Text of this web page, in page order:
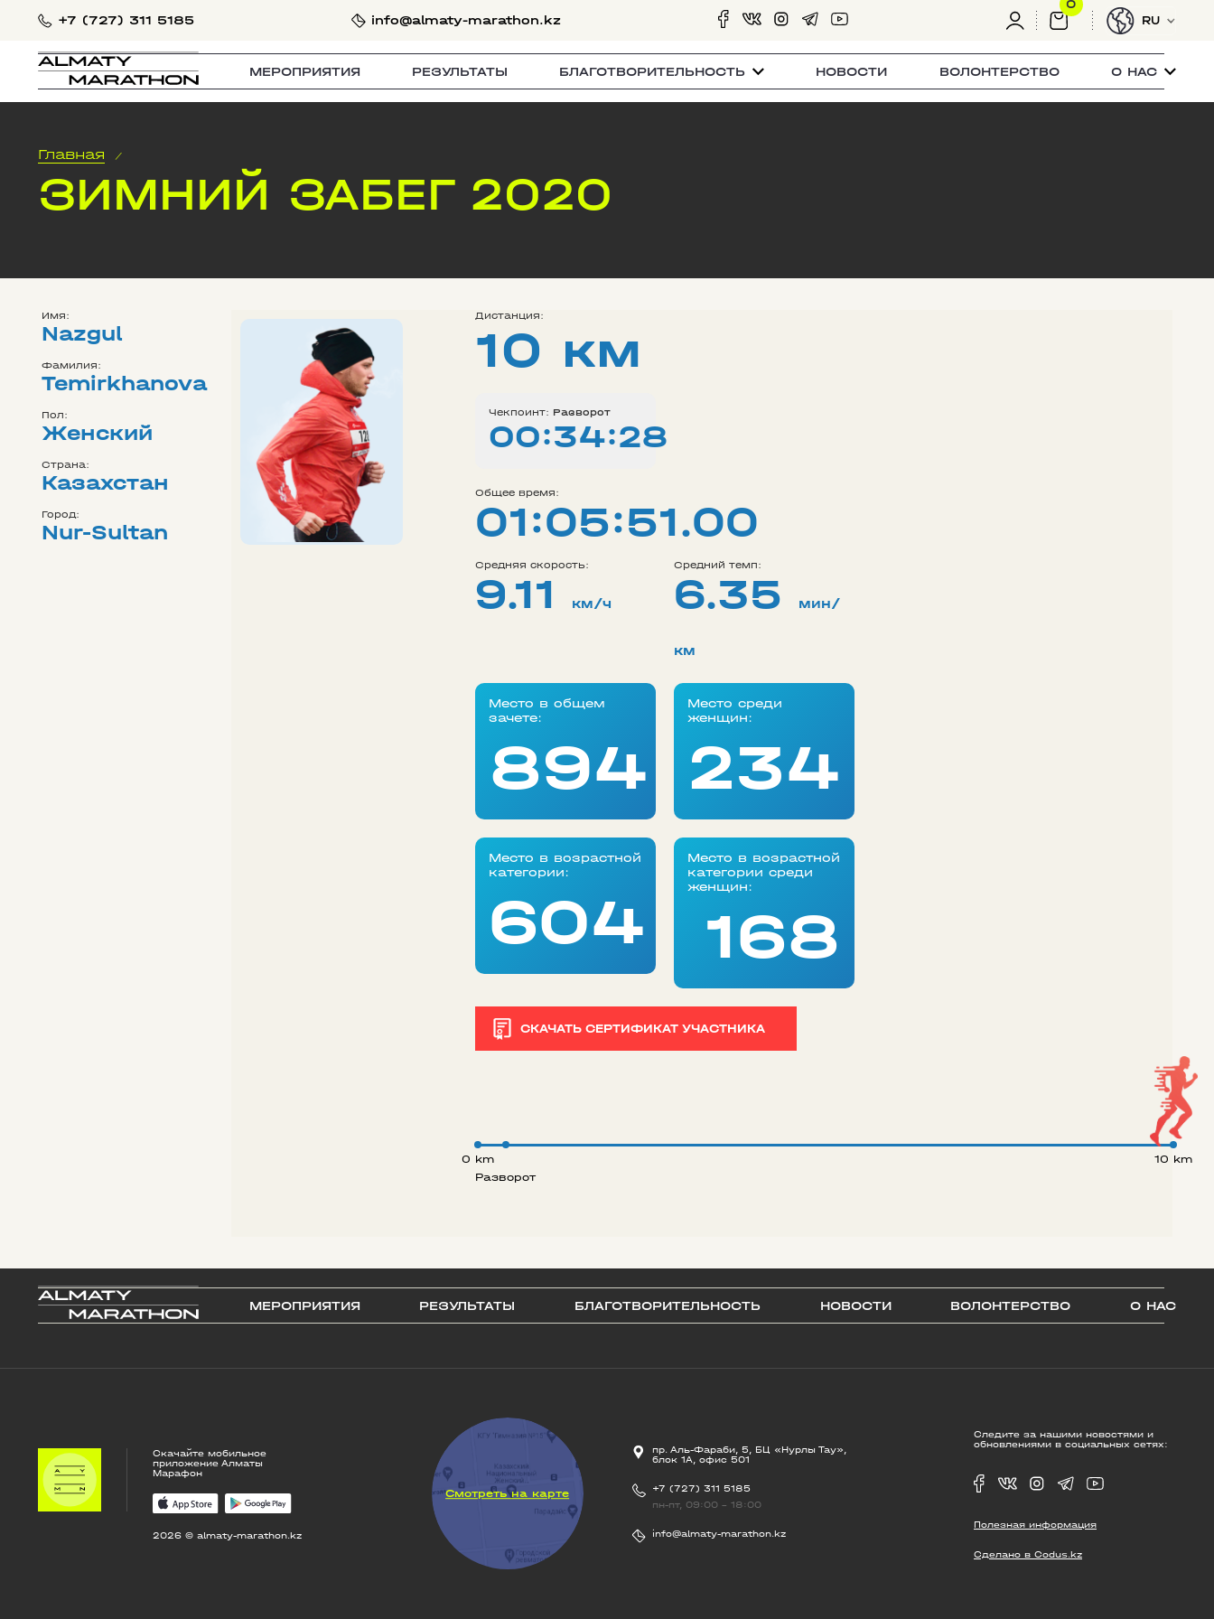
+7 (727) 311 5185 info@almaty-marathon.kz
0
RU
МЕРОПРИЯТИЯ РЕЗУЛЬТАТЫ БЛАГОТВОРИТЕЛЬНОСТЬ НОВОСТИ ВОЛОНТЕРСТВО О НАС
Главная /
ЗИМНИЙ ЗАБЕГ 2020
Имя:
Nazgul
Фамилия:
Temirkhanova
Пол:
Женский
Страна:
Казахстан
Город:
Nur-Sultan
Дистанция:
10 км
Чекпоинт: Разворот
00:34:28
Общее время:
01:05:51.00
Средняя скорость:
9.11 км/ч
Средний темп:
6.35 мин/
км
Место в общем
зачете:
894
Место среди
женщин:
234
Место в возрастной
категории:
604
Место в возрастной
категории среди
женщин:
168
СКАЧАТЬ СЕРТИФИКАТ УЧАСТНИКА
Разворот
0 km 10 km
МЕРОПРИЯТИЯ РЕЗУЛЬТАТЫ БЛАГОТВОРИТЕЛЬНОСТЬ НОВОСТИ ВОЛОНТЕРСТВО О НАС
Скачайте мобильное
приложение Алматы
Марафон
2026 © almaty-marathon.kz
Смотреть на карте
пр. Аль-Фараби, 5, БЦ «Нурлы Тау»,
блок 1А, офис 501
+7 (727) 311 5185
пн-пт, 09:00 - 18:00
info@almaty-marathon.kz
Следите за нашими новостями и
обновлениями в социальных сетях:
Полезная информация
Сделано в Codus.kz